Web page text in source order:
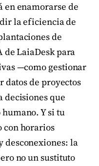
en enamorarse de
la eficiencia de
de
de LaiaDesk para
—como gestionar
datos de proyectos
decisiones que
Y si tu
con horarios
desconexiones: la
no un sustituto